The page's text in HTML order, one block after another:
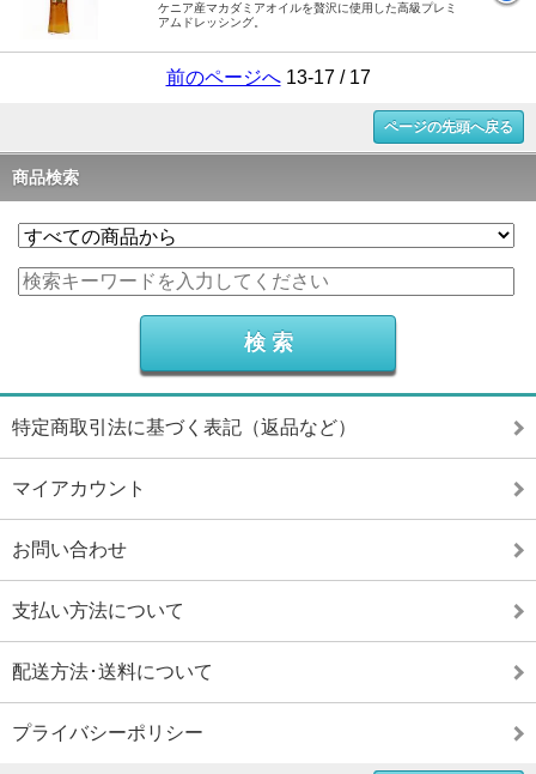
ケニア産マカダミアオイルを贅沢に使用した高級プレミ
アムドレッシング。
前のページへ13-17 / 17
ページの先頭へ戻る
商品検索
特定商取引法に基づく表記（返品など）
マイアカウント
お問い合わせ
支払い方法について
配送方法･送料について
プライバシーポリシー